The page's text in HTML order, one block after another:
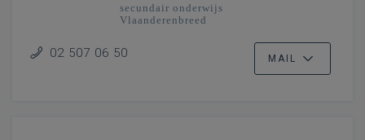
secundair onderwijs
Vlaanderenbreed
02 507 06 50 MAIL